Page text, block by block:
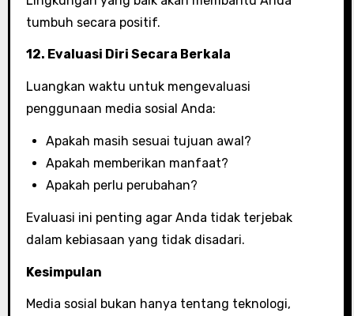
tumbuh secara positif.
12. Evaluasi Diri Secara Berkala
Luangkan waktu untuk mengevaluasi
penggunaan media sosial Anda:
Apakah masih sesuai tujuan awal?
Apakah memberikan manfaat?
Apakah perlu perubahan?
Evaluasi ini penting agar Anda tidak terjebak
dalam kebiasaan yang tidak disadari.
Kesimpulan
Media sosial bukan hanya tentang teknologi,